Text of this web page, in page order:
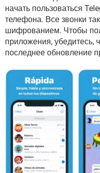
начать пользоваться
телефона. Все звонки
шифрованием. Чтобы
приложения, убедитесь,
последнее обновление